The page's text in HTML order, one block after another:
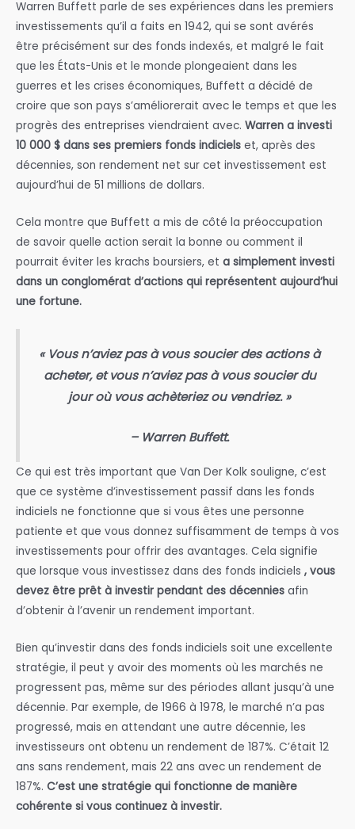
Warren Buffett parle de ses expériences dans les premiers
investissements qu’il a faits en 1942, qui se sont avérés
être précisément sur des fonds indexés, et malgré le fait
que les États-Unis et le monde plongeaient dans les
guerres et les crises économiques, Buffett a décidé de
croire que son pays s’améliorerait avec le temps et que les
progrès des entreprises viendraient avec. Warren a investi
10 000 $ dans ses premiers fonds indiciels et, après des
décennies, son rendement net sur cet investissement est
aujourd’hui de 51 millions de dollars.
Cela montre que Buffett a mis de côté la préoccupation
de savoir quelle action serait la bonne ou comment il
pourrait éviter les krachs boursiers, et a simplement investi
dans un conglomérat d’actions qui représentent aujourd’hui
une fortune.
« Vous n’aviez pas à vous soucier des actions à
acheter, et vous n’aviez pas à vous soucier du
jour où vous achèteriez ou vendriez. »
– Warren Buffett.
Ce qui est très important que Van Der Kolk souligne, c’est
que ce système d’investissement passif dans les fonds
indiciels ne fonctionne que si vous êtes une personne
patiente et que vous donnez suffisamment de temps à vos
investissements pour offrir des avantages. Cela signifie
que lorsque vous investissez dans des fonds indiciels , vous
devez être prêt à investir pendant des décennies afin
d’obtenir à l’avenir un rendement important.
Bien qu’investir dans des fonds indiciels soit une excellente
stratégie, il peut y avoir des moments où les marchés ne
progressent pas, même sur des périodes allant jusqu’à une
décennie. Par exemple, de 1966 à 1978, le marché n’a pas
progressé, mais en attendant une autre décennie, les
investisseurs ont obtenu un rendement de 187%. C’était 12
ans sans rendement, mais 22 ans avec un rendement de
187%. C’est une stratégie qui fonctionne de manière
cohérente si vous continuez à investir.